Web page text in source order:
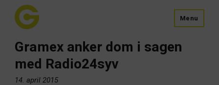
Menu
Gramex anker dom i sagen
med Radio24syv
14. april 2015